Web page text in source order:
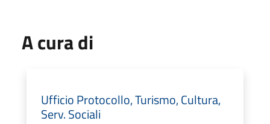
A cura di
Ufficio Protocollo, Turismo, Cultura,
Serv. Sociali